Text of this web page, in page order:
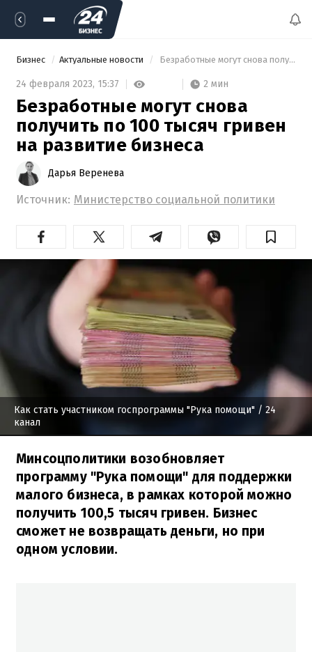
Бизнес Актуальные новости Безработные могут снова получить по 100 тысяч гривен на развитие бизнеса
24 февраля 2023, 15:37 2 мин
Безработные могут снова
получить по 100 тысяч гривен
на развитие бизнеса
Дарья Веренева
Источник: Министерство социальной политики
Как стать участником госпрограммы "Рука помощи" / 24
канал
Минсоцполитики возобновляет
программу "Рука помощи" для поддержки
малого бизнеса, в рамках которой можно
получить 100,5 тысяч гривен. Бизнес
сможет не возвращать деньги, но при
одном условии.